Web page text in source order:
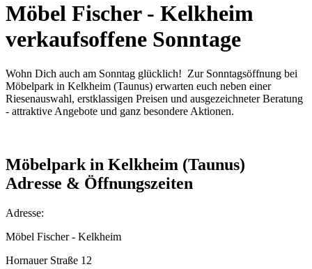
Möbel Fischer - Kelkheim
verkaufsoffene Sonntage
Wohn Dich auch am Sonntag glücklich! Zur Sonntagsöffnung bei
Möbelpark in Kelkheim (Taunus) erwarten euch neben einer
Riesenauswahl, erstklassigen Preisen und ausgezeichneter Beratung
- attraktive Angebote und ganz besondere Aktionen.
Möbelpark in Kelkheim (Taunus)
Adresse & Öffnungszeiten
Adresse:
Möbel Fischer - Kelkheim
Hornauer Straße 12